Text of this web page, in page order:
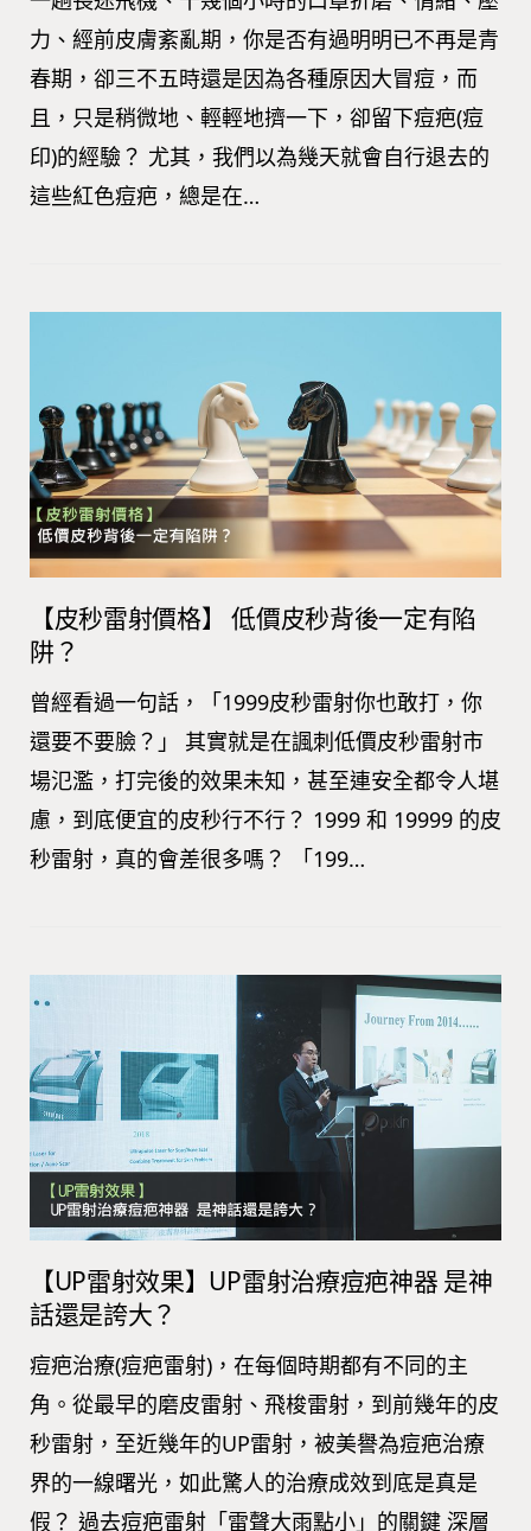
力、經前皮膚紊亂期，你是否有過明明已不再是青
春期，卻三不五時還是因為各種原因大冒痘，而
且，只是稍微地、輕輕地擠一下，卻留下痘疤(痘
印)的經驗？ 尤其，我們以為幾天就會自行退去的
這些紅色痘疤，總是在…
【皮秒雷射價格】 低價皮秒背後一定有陷
阱？
曾經看過一句話，「1999皮秒雷射你也敢打，你
還要不要臉？」 其實就是在諷刺低價皮秒雷射市
場氾濫，打完後的效果未知，甚至連安全都令人堪
慮，到底便宜的皮秒行不行？ 1999 和 19999 的皮
秒雷射，真的會差很多嗎？ 「199…
【UP雷射效果】UP雷射治療痘疤神器 是神
話還是誇大？
痘疤治療(痘疤雷射)，在每個時期都有不同的主
角。從最早的磨皮雷射、飛梭雷射，到前幾年的皮
秒雷射，至近幾年的UP雷射，被美譽為痘疤治療
界的一線曙光，如此驚人的治療成效到底是真是
假？ 過去痘疤雷射「雷聲大雨點小」的關鍵 深層